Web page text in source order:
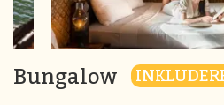
Bungalow